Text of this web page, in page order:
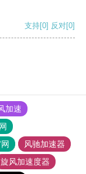
支持[0] 反对[0]
加速
风驰加速器
旋风加速度器